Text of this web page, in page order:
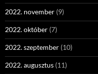
2022. november (9)
2022. október (7)
2022. szeptember (10)
2022. augusztus (11)